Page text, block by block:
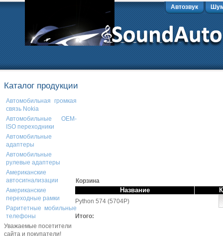
Автозвук
Каталог продукции
Автомобильная громкая
связь Nokia
Автомобильные OEM-
ISO переходники
Автомобильные
адаптеры
Автомобильные
рулевые адаптеры
Американские
автосигнализации
Американские
переходные рамки
Раритетные мобильные
телефоны
Уважаемые посетители
сайта и покупатели!
Корзина
Название
Python 574 (5704P)
Итого: